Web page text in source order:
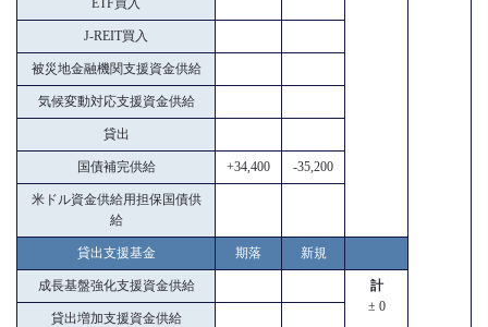
ETF買入
J-REIT買入
被災地金融機関支援資金供給
気候変動対応支援資金供給
貸出
国債補完供給 +34,400 -35,200
米ドル資金供給用担保国債供
給
貸出支援基金 期落 新規
成長基盤強化支援資金供給
計
± 0
貸出増加支援資金供給